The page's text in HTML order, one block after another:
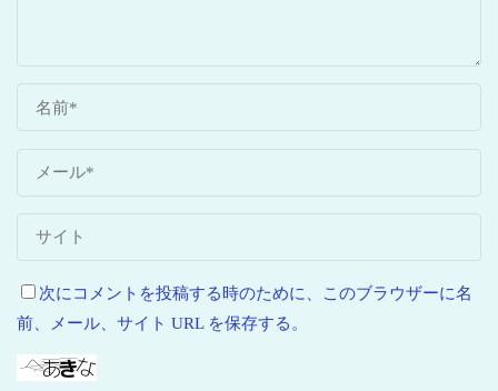
次にコメントを投稿する時のために、このブラウザーに名
前、メール、サイト URL を保存する。